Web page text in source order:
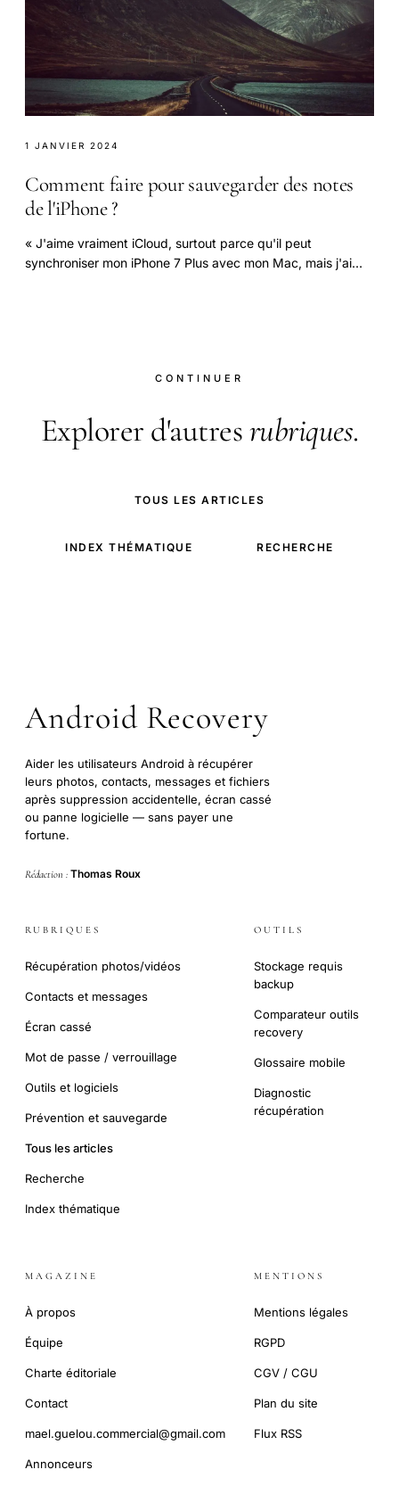
1 JANVIER 2024
Comment faire pour sauvegarder des notes
de l'iPhone ?
« J'aime vraiment iCloud, surtout parce qu'il peut
synchroniser mon iPhone 7 Plus avec mon Mac, mais j'ai
CONTINUER
Explorer d'autresrubriques.
TOUS LES ARTICLES
INDEX THÉMATIQUE RECHERCHE
Android Recovery
Aider les utilisateurs Android à récupérer
leurs photos, contacts, messages et fichiers
après suppression accidentelle, écran cassé
ou panne logicielle — sans payer une
fortune.
Rédaction : Thomas Roux
RUBRIQUES
Récupération photos/vidéos
Contacts et messages
Écran cassé
Mot de passe / verrouillage
Outils et logiciels
Prévention et sauvegarde
Tous les articles
Recherche
Index thématique
OUTILS
Stockage requis
backup
Comparateur outils
recovery
Glossaire mobile
Diagnostic
récupération
MAGAZINE
À propos
Équipe
Charte éditoriale
Contact
mael.guelou.commercial@gmail.com
Annonceurs
MENTIONS
Mentions légales
RGPD
CGV / CGU
Plan du site
Flux RSS